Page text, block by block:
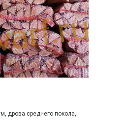
дрова среднего покола,